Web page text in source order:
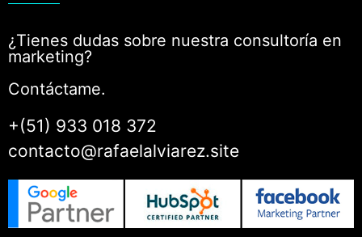
¿Tienes dudas sobre nuestra consultoría en
marketing?
Contáctame.
+(51) 933 018 372
contacto@rafaelalviarez.site